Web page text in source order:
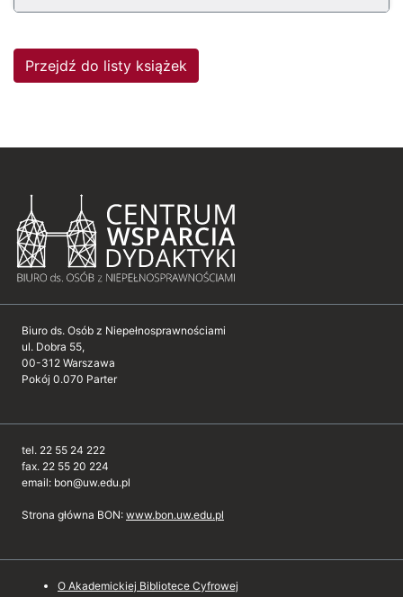
Przejdź do listy książek
Biuro ds. Osób z Niepełnosprawnościami
ul. Dobra 55,
00-312 Warszawa
Pokój 0.070 Parter
tel. 22 55 24 222
fax. 22 55 20 224
email: bon@uw.edu.pl
Strona główna BON: www.bon.uw.edu.pl
O Akademickiej Bibliotece Cyfrowej